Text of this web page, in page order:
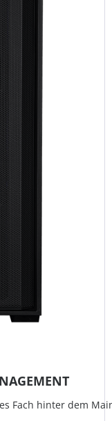
Fach hinter dem